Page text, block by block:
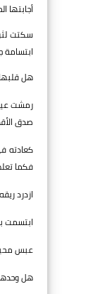
أجابتها
سكتت
ابتسامة
هل
رمشت
صدق
كعادته
فكما
ازدرد
ابتسمت
عبس
هل